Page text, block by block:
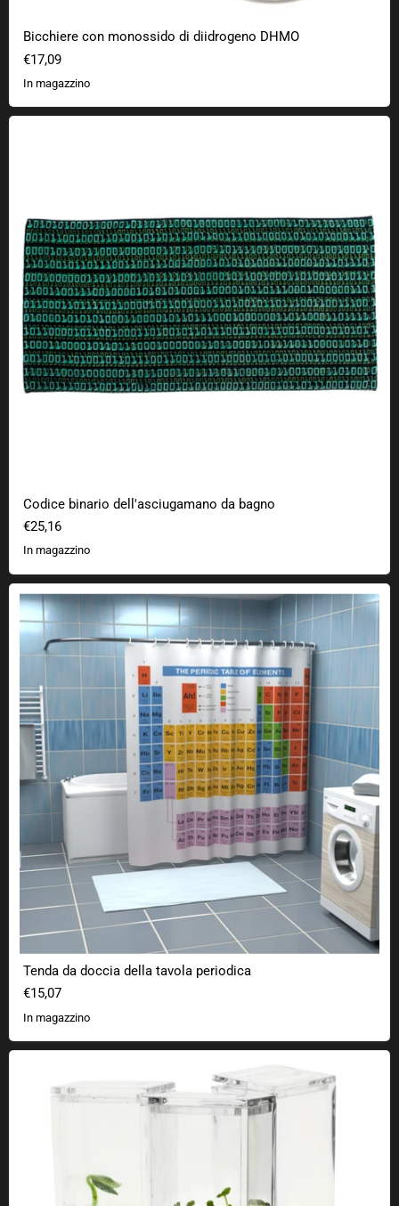
Bicchiere con monossido di diidrogeno DHMO
€17,09
In magazzino
Codice binario dell'asciugamano da bagno
€25,16
In magazzino
Tenda da doccia della tavola periodica
Tenda da doccia della tavola periodica
€15,07
In magazzino